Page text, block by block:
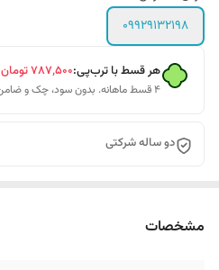
09929132198
هر قسط با ترب‌پی:۷۸۷٬۵۰۰تومان
۴ قسط ماهانه. بدون سود، چک و ضامن.
دو ساله شرکتی
مشخصات